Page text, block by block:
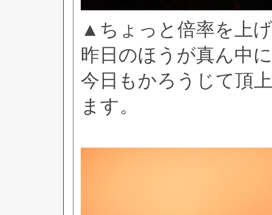
▲ちょっと倍率を上
昨日のほうが真ん中
今日もかろうじて頂
ます。